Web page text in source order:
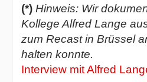
(*) Hinweis: Wir
Kollege Alfred Lange
zum Recast in Brüssel
halten konnte.
Interview mit Alfred